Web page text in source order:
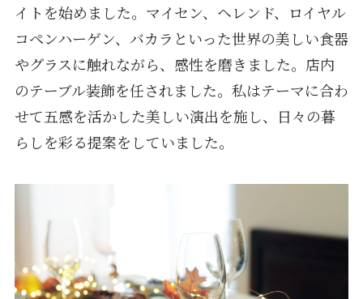
イトを始めました。マイセン、ヘレンド、ロイヤル
コペンハーゲン、バカラといった世界の美しい食器
やグラスに触れながら、感性を磨きました。店内
のテーブル装飾を任されました。私はテーマに合わ
せて五感を活かした美しい演出を施し、日々の暮
らしを彩る提案をしていました。